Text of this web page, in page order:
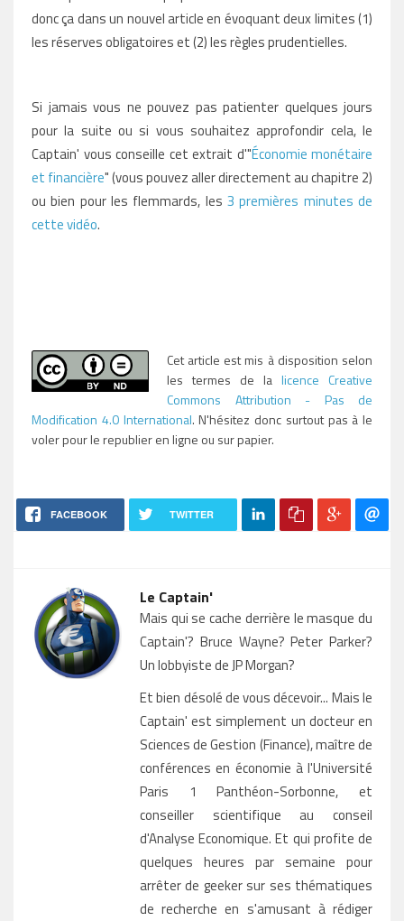
donc ça dans un nouvel article en évoquant deux limites (1)
les réserves obligatoires et (2) les règles prudentielles.
Si jamais vous ne pouvez pas patienter quelques jours
pour la suite ou si vous souhaitez approfondir cela, le
Captain' vous conseille cet extrait d'"Économie monétaire
et financière" (vous pouvez aller directement au chapitre 2)
ou bien pour les flemmards, les 3 premières minutes de
cette vidéo.
Cet article est mis à disposition selon
les termes de la licence Creative
Commons Attribution - Pas de
Modification 4.0 International. N'hésitez donc surtout pas à le
voler pour le republier en ligne ou sur papier.
FACEBOOK TWITTER
Le Captain'
Mais qui se cache derrière le masque du
Captain'? Bruce Wayne? Peter Parker?
Un lobbyiste de JP Morgan?
Et bien désolé de vous décevoir... Mais le
Captain' est simplement un docteur en
Sciences de Gestion (Finance), maître de
conférences en économie à l'Université
Paris 1 Panthéon-Sorbonne, et
conseiller scientifique au conseil
d'Analyse Economique. Et qui profite de
quelques heures par semaine pour
arrêter de geeker sur ses thématiques
de recherche en s'amusant à rédiger